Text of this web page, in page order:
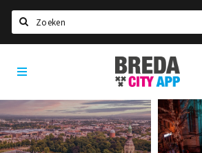
Home
Agenda
Deals
Party pics
Breda
City
App